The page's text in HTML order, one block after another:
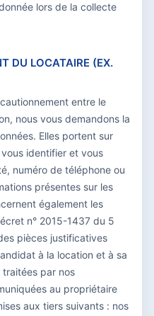
lors de la collecte
DU LOCATAIRE (EX.
entre le
nous vous demandons la
Elles portent sur
identifier et vous
numéro de téléphone ou
présentes sur les
également les
n° 2015-1437 du 5
pièces justificatives
à la location et à sa
par nos
au propriétaire
aux tiers suivants : nos